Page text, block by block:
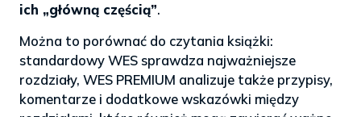
ich „główną częścią”.
Można to porównać do czytania książki:
standardowy WES sprawdza najważniejsze
rozdziały, WES PREMIUM analizuje także przypisy,
komentarze i dodatkowe wskazówki między